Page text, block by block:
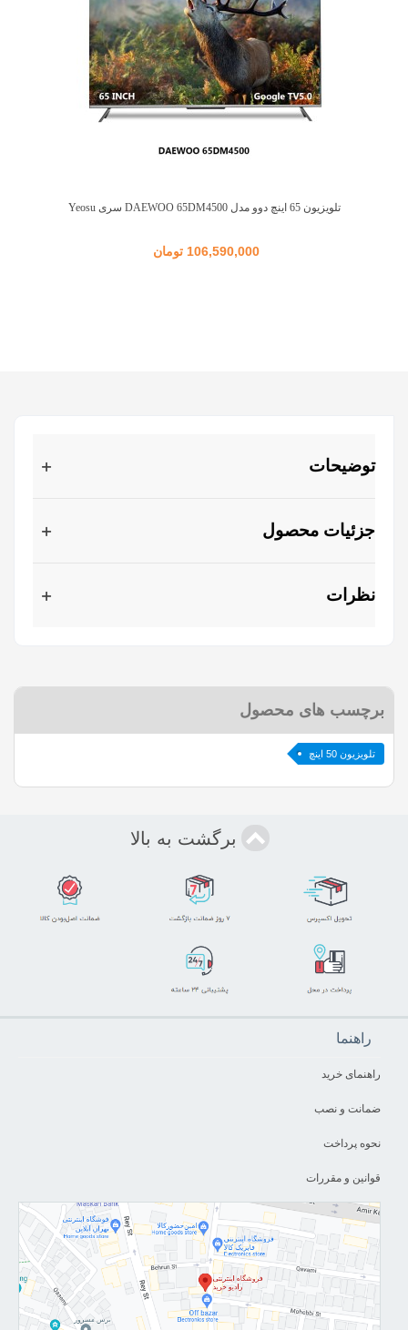
تلویزیون 65 اینچ دوو مدل DAEWOO 65DM4500 سری Yeosu
106,590,000 تومان
توضیحات
جزئیات محصول
نظرات
برچسب های محصول
تلویزیون 50 اینچ
برگشت به بالا
راهنما
راهنمای خرید
ضمانت و نصب
نحوه پرداخت
قوانین و مقررات